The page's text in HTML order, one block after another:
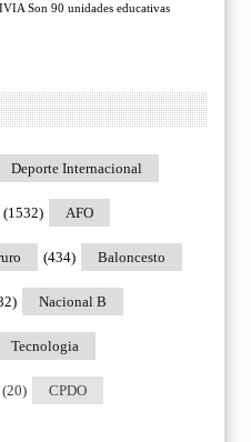
Son 90 unidades educativas
Deporte Internacional
AFO
(1532)
Baloncesto
(434)
Nacional B
Tecnologia
CPDO
(20)